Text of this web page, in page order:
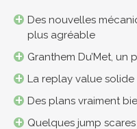
Des nouvelles
plus agréable
Granthem Du’Met,
La replay value solide
Des plans vraiment
Quelques jump